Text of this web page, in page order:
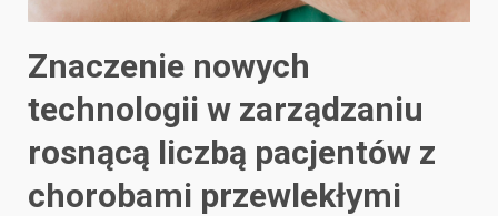
Znaczenie nowych
technologii w zarządzaniu
rosnącą liczbą pacjentów z
chorobami przewlekłymi